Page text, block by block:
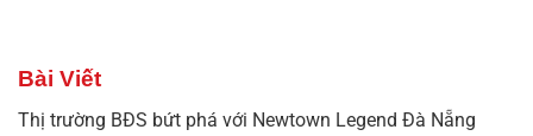
Bài Viết
Thị trường BĐS bứt phá với Newtown Legend Đà Nẵng